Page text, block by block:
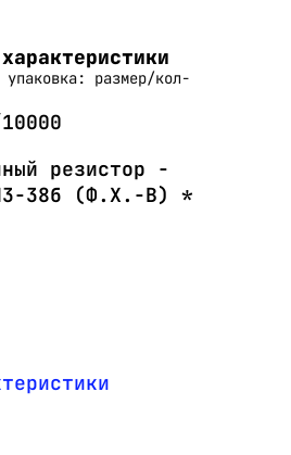
упаковка: размер/кол-
резистор -
38б (Ф.Х.-В) *